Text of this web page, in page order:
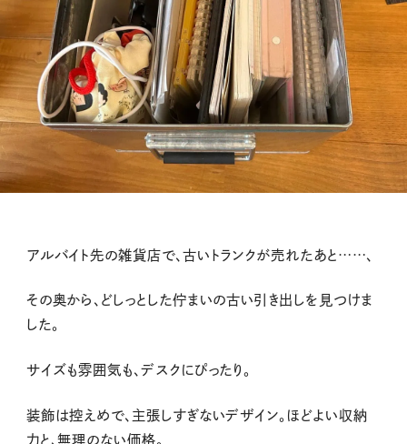
アルバイト先の雑貨店で、古いトランクが売れたあと……、
その奥から、どしっとした佇まいの古い引き出しを見つけま
した。
サイズも雰囲気も、デスクにぴったり。
装飾は控えめで、主張しすぎないデザイン。ほどよい収納
力と、無理のない価格。